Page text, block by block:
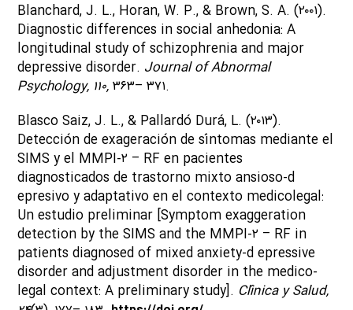
Blanchard, J. L., Horan, W. P., & Brown, S. A. (۲۰۰۱).
Diagnostic differences in social anhedonia: A
longitudinal study of schizophrenia and major
depressive disorder. Journal of Abnormal
Psychology, ۱۱۰,۳۶۳– ۳۷۱.
Blasco Saiz, J. L., & Pallardó Durá, L. (۲۰۱۳).
Detección de exageración de síntomas mediante el
SIMS y el MMPI-۲ – RF en pacientes
diagnosticados de trastorno mixto ansioso-d
epresivo y adaptativo en el contexto medicolegal:
Un estudio preliminar [Symptom exaggeration
detection by the SIMS and the MMPI-۲ – RF in
patients diagnosed of mixed anxiety-d epressive
disorder and adjustment disorder in the medico-
legal context: A preliminary study]. Clínica y Salud,